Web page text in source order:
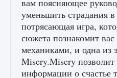
Как исправить
Honor
9 августа 2024
вам поясняющее
уменьшить страдания
потрясающая игра,
сюжета познакомит
механиками, и одна
Misery.Misery
информации о счастье